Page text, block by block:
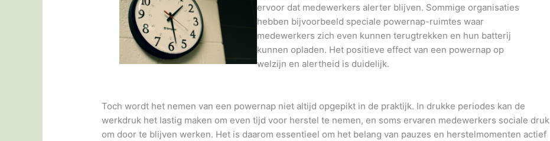
ervoor dat medewerkers alerter blijven. Sommige organisaties
hebben bijvoorbeeld speciale powernap-ruimtes waar
medewerkers zich even kunnen terugtrekken en hun batterij
kunnen opladen. Het positieve effect van een powernap op
welzijn en alertheid is duidelijk.
Toch wordt het nemen van een powernap niet altijd opgepikt in de praktijk. In drukke periodes kan de
werkdruk het lastig maken om even tijd voor herstel te nemen, en soms ervaren medewerkers sociale druk
om door te blijven werken. Het is daarom essentieel om het belang van pauzes en herstelmomenten actief